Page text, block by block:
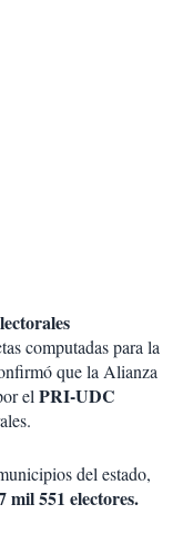
computadas para la
que la Alianza
elPRI-UDC
del estado,
mil 551 electores.